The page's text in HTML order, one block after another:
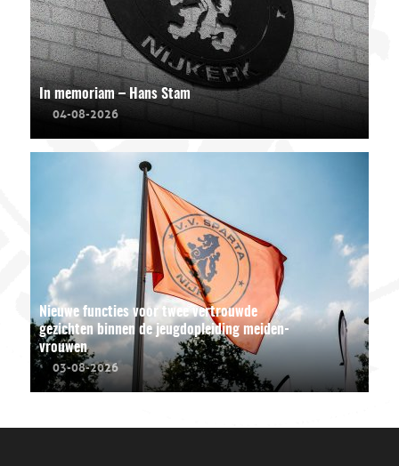
In memoriam – Hans Stam
04-08-2026
Nieuwe functies voor twee vertrouwde
gezichten binnen de jeugdopleiding meiden-
vrouwen
03-08-2026